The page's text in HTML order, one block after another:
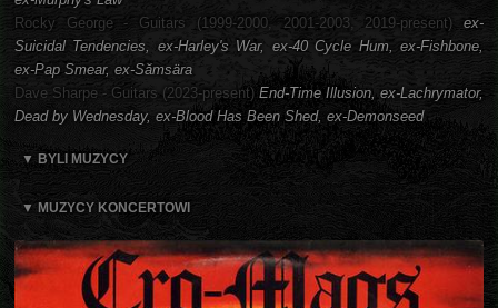
Rocky George - Guitars (1999-2000, 2001-2003, 2019-present) ex-
Suicidal Tendencies, ex-Harley's War, ex-40 Cycle Hum, ex-Fishbone,
ex-Pap Smear, ex-Sămsära
Dave Sharpe - Guitars (2023-present) End-Time Illusion, ex-Lachrymator,
Dead by Wednesday, ex-Blood Has Been Shed, ex-Demonseed
▼ BYLI MUZYCY
▼ MUZYCY KONCERTOWI